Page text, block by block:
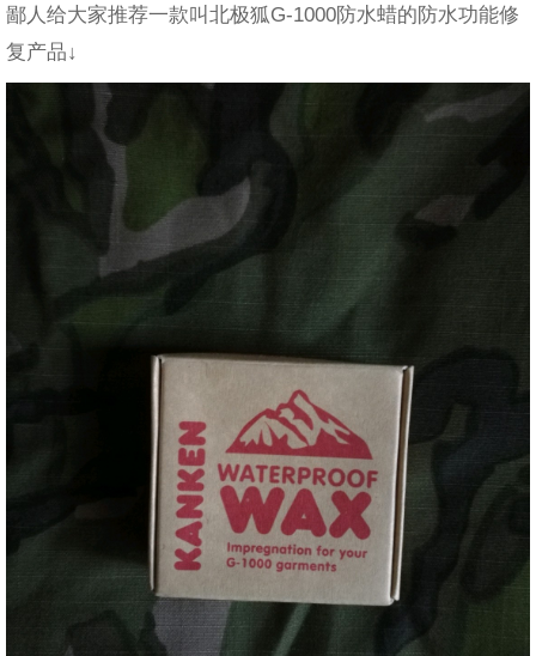
鄙人给大家推荐一款叫北极狐G-1000防水蜡的防水功能修
复产品↓